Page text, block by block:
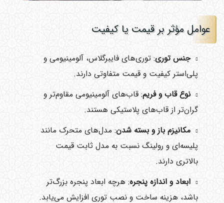
عوامل مؤثر بر قیمت یا کیفیت
جنس توری: توری‌های فایبرگلاس، آلومینیومی و
پلی‌استر کیفیت و قیمت متفاوتی دارند.
نوع قاب و فریم: قاب‌های آلومینیومی مقاوم‌تر و
گران‌تر از قاب‌های پلاستیکی هستند.
مکانیزم باز و بسته شدن: مدل‌های متحرک مانند
پلیسه‌ای و رولینگ نسبت به مدل ثابت قیمت
بالاتری دارند.
ابعاد و اندازه پنجره: هرچه ابعاد پنجره بزرگ‌تر
باشد، هزینه ساخت و نصب توری افزایش می‌یابد.